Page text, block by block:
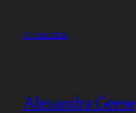
15. Juni 2026
Alexandra Geese